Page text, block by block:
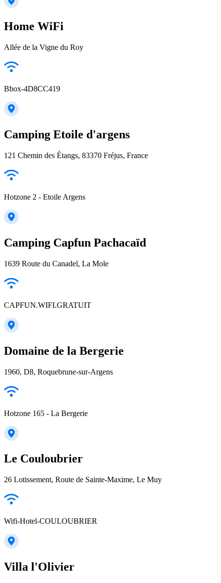
Home WiFi
Allée de la Vigne du Roy
Bbox-4D8CC419
Camping Etoile d'argens
121 Chemin des Étangs, 83370 Fréjus, France
Hotzone 2 - Etoile Argens
Camping Capfun Pachacaïd
1639 Route du Canadel, La Mole
CAPFUN.WIFI.GRATUIT
Domaine de la Bergerie
1960, D8, Roquebrune-sur-Argens
Hotzone 165 - La Bergerie
Le Couloubrier
26 Lotissement, Route de Sainte-Maxime, Le Muy
Wifi-Hotel-COULOUBRIER
Villa l'Olivier